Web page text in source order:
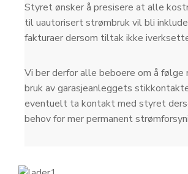
Styret ønsker å presisere at alle
til uautorisert strømbruk vil bli
fakturaer dersom tiltak ikke
Vi ber derfor alle beboere om å følge
bruk av garasjeanleggets
eventuelt ta kontakt med styret
behov for mer permanent